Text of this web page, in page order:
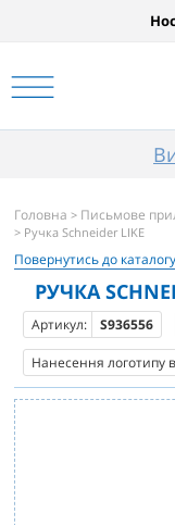
Головна > Письмове
> Ручка Schneider LIKE
Повернутись до каталогу
РУЧКА
Артикул: S936556
Нанесення логотипу